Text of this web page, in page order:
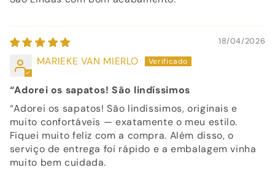
18/04/2026
MARIEKE VAN MIERLO
“Adorei os sapatos! São lindíssimos
“Adorei os sapatos! São lindíssimos, originais e
muito confortáveis — exatamente o meu estilo.
Fiquei muito feliz com a compra. Além disso, o
serviço de entrega foi rápido e a embalagem vinha
muito bem cuidada.